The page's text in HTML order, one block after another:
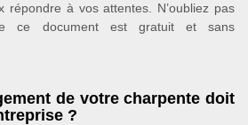
répondre à vos attentes. N’oubliez pas
ce document est gratuit et sans
de votre charpente doit
?